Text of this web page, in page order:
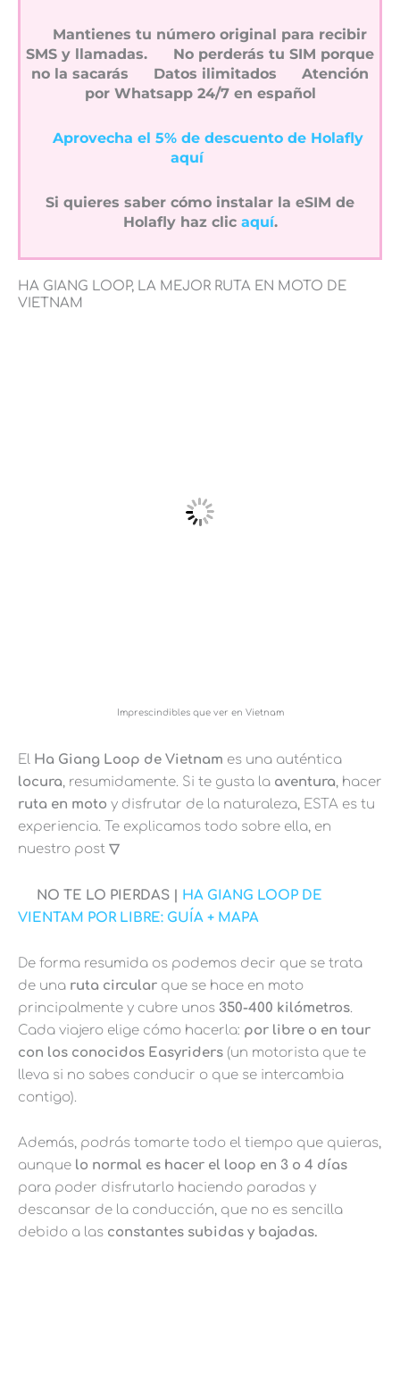
Mantienes tu número original para recibir
SMS y llamadas.
No perderás tu SIM porque
no la sacarás
Datos ilimitados
Atención
por Whatsapp 24/7 en español
Aprovecha el 5% de descuento de Holafly
aquí
Si quieres saber cómo instalar la eSIM de
Holafly haz clic aquí.
HA GIANG LOOP, LA MEJOR RUTA EN MOTO DE
VIETNAM
Imprescindibles que ver en Vietnam
El Ha Giang Loop de Vietnam es una auténtica
locura, resumidamente. Si te gusta la aventura, hacer
ruta en moto y disfrutar de la naturaleza, ESTA es tu
experiencia. Te explicamos todo sobre ella, en
nuestro post ▽
NO TE LO PIERDAS | HA GIANG LOOP DE
VIENTAM POR LIBRE: GUÍA + MAPA
De forma resumida os podemos decir que se trata
de una ruta circular que se hace en moto
principalmente y cubre unos 350-400 kilómetros.
Cada viajero elige cómo hacerla: por libre o en tour
con los conocidos Easyriders (un motorista que te
lleva si no sabes conducir o que se intercambia
contigo).
Además, podrás tomarte todo el tiempo que quieras,
aunque lo normal es hacer el loop en 3 o 4 días
para poder disfrutarlo haciendo paradas y
descansar de la conducción, que no es sencilla
debido a las constantes subidas y bajadas.